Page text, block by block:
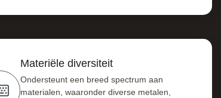
Materiële diversiteit
Ondersteunt een breed spectrum aan
materialen, waaronder diverse metalen,